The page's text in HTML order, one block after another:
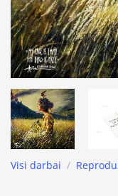
Visi darbai /